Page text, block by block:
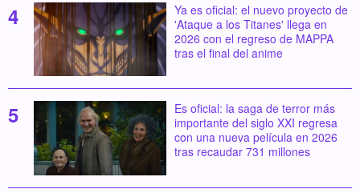
Ya es oficial: el nuevo proyecto de
'Ataque a los Titanes' llega en
2026 con el regreso de MAPPA
tras el final del anime
Es oficial: la saga de terror más
importante del siglo XXI regresa
con una nueva película en 2026
tras recaudar 731 millones